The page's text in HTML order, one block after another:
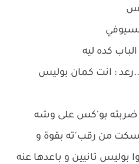
كده ليه
: انت كمان بوليس
بو'كس على وشه
من رقب'ته بقوة و
تانيين و باعدها عنه